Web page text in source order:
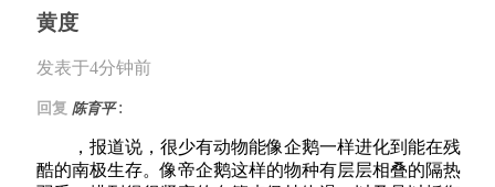
黄度
发表于4分钟前
回复 陈育平:
，报道说，很少有动物能像企鹅一样进化到能在残
酷的南极生存。像帝企鹅这样的物种有层层相叠的隔热